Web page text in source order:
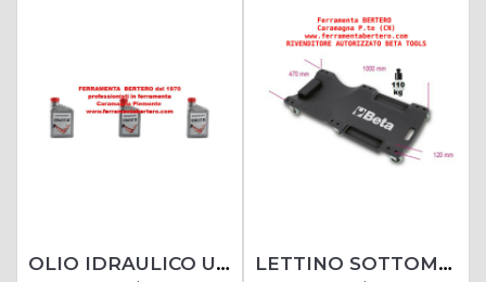
OLIO IDRAULICO UNIVERSALE DA 32 - 46 - 68 FLACONI DA 1 LITRO LETTINO SOTTOMACCHINA PLASTICA ANTIURTO BETA 3003 MECCANICO OFFICINA AUTO MOTO